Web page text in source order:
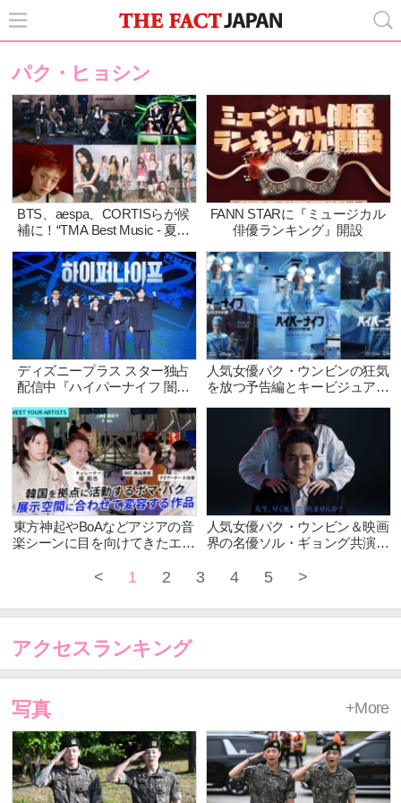
パク・ヒョシン
BTS、aespa、CORTISらが候
補に！“TMA Best Music - 夏部
サマーソングを決めよう！
FANN STARに『ミュージカル
俳優ランキング』開設
ディズニープラス スター独占
配信中『ハイパーナイフ 闇の
「演じた役のクレイジーさに注
目してほしい」と作品をPR!
人気女優パク・ウンビンの狂気
を放つ予告編とキービジュアル
の天才外科医』ディズニープラ
スにて、3月19日(水)独占配信
開始！
東方神起やBoAなどアジアの音
楽シーンに目を向けてきたエイ
かった！？ キュレーター・堤
クにMC 森山未來が迫る アー
ART】
人気女優パク・ウンビン＆映画
界の名優ソル・ギョング共演！
科医』ディズニープラスにて、
始！ティザーポスターとティザ
< 1 2 3 4 5 >
アクセスランキング
写真 +More